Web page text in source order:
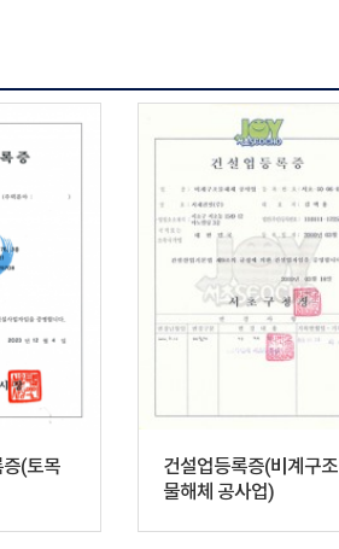
(토목
건설업등록증(비계구조
물해체 공사업)